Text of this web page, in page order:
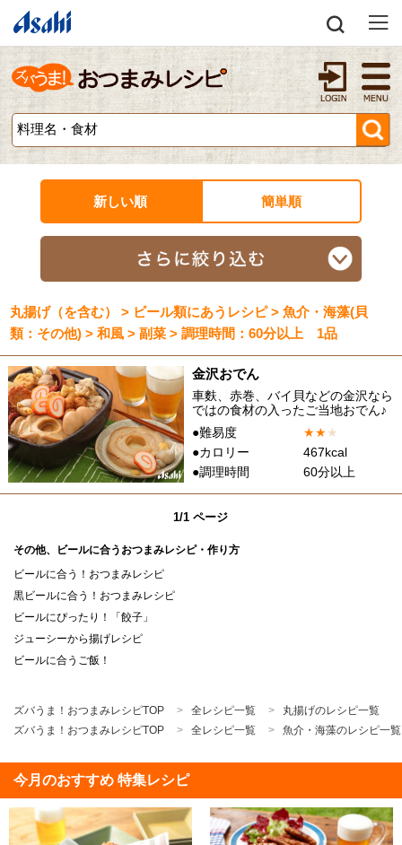
新しい順 簡単順
丸揚げ（を含む） > ビール類にあうレシピ > 魚介・海藻(貝
類：その他) > 和風 > 副菜 > 調理時間：60分以上 1品
金沢おでん
車麩、赤巻、バイ貝などの金沢なら
ではの食材の入ったご当地おでん♪
●難易度
★★★
●カロリー
467kcal
●調理時間
60分以上
1/1 ページ
その他、ビールに合うおつまみレシピ・作り方
ビールに合う！おつまみレシピ
黒ビールに合う！おつまみレシピ
ビールにぴったり！「餃子」
ジューシーから揚げレシピ
ビールに合うご飯！
ズバうま！おつまみレシピTOP 全レシピ一覧
丸揚げのレシピ一覧
ズバうま！おつまみレシピTOP
全レシピ一覧 魚介・海藻のレシピ一覧
今月のおすすめ 特集レシピ